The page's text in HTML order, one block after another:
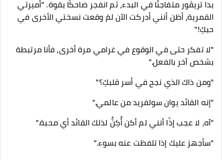
بدا تريڤور متفاجئًا في البدء، ثم انفجر ضاحكًا بقوة. "أميرتي
القمرية، أظن أنني أدركت الآن لمَ وقعت نسختي الأخرى في
حبكِ!"
"لا تفكر حتى في الوقوع في غرامي مرة أخرى، فأنا مرتبطة
بشخص آخر بالفعل."
"ومن ذاك الذي نجح في أسر قلبكِ؟"
"إنه القائد يوان سولفريد من عالمي."
"آه، لا عجب إذًا أنني لم أكن أُكِنُّ لذلك القائد أي محبة."
"سأجهز عليك إذا تلفظت عنه بسوء."